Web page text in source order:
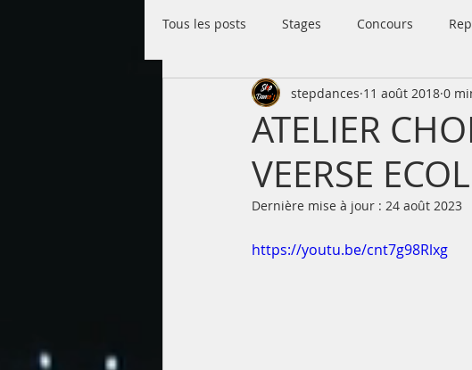
Tous les posts Stages Concours
Evènements
ATELIER
VEERSE
stepdances 11 août 2018 0
Dernière mise à jour : 24 août 2023
https://youtu.be/cnt7g98Rlxg